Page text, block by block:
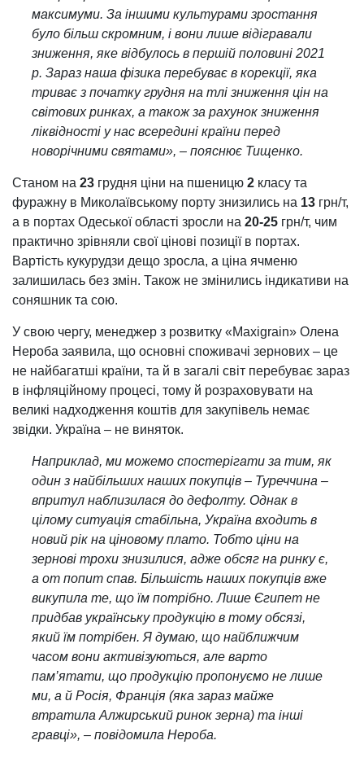
максимуми. За іншими культурами зростання
було більш скромним, і вони лише відігравали
зниження, яке відбулось в першій половині 2021
р. Зараз наша фізика перебуває в корекції, яка
триває з початку грудня на тлі зниження цін на
світових ринках, а також за рахунок зниження
ліквідності у нас всередині країни перед
новорічними святами», – пояснює Тищенко.
Станом на 23 грудня ціни на пшеницю 2 класу та
фуражну в Миколаївському порту знизились на 13 грн/т,
а в портах Одеської області зросли на 20-25 грн/т, чим
практично зрівняли свої цінові позиції в портах.
Вартість кукурудзи дещо зросла, а ціна ячменю
залишилась без змін. Також не змінились індикативи на
соняшник та сою.
У свою чергу, менеджер з розвитку «Maxigrain» Олена
Нероба заявила, що основні споживачі зернових – це
не найбагатші країни, та й в загалі світ перебуває зараз
в інфляційному процесі, тому й розраховувати на
великі надходження коштів для закупівель немає
звідки. Україна – не виняток.
Наприклад, ми можемо спостерігати за тим, як
один з найбільших наших покупців – Туреччина –
впритул наблизилася до дефолту. Однак в
цілому ситуація стабільна, Україна входить в
новий рік на ціновому плато. Тобто ціни на
зернові трохи знизилися, адже обсяг на ринку є,
а от попит спав. Більшість наших покупців вже
викупила те, що їм потрібно. Лише Єгипет не
придбав українську продукцію в тому обсязі,
який їм потрібен. Я думаю, що найближчим
часом вони активізуються, але варто
пам’ятати, що продукцію пропонуємо не лише
ми, а й Росія, Франція (яка зараз майже
втратила Алжирський ринок зерна) та інші
гравці», – повідомила Нероба.